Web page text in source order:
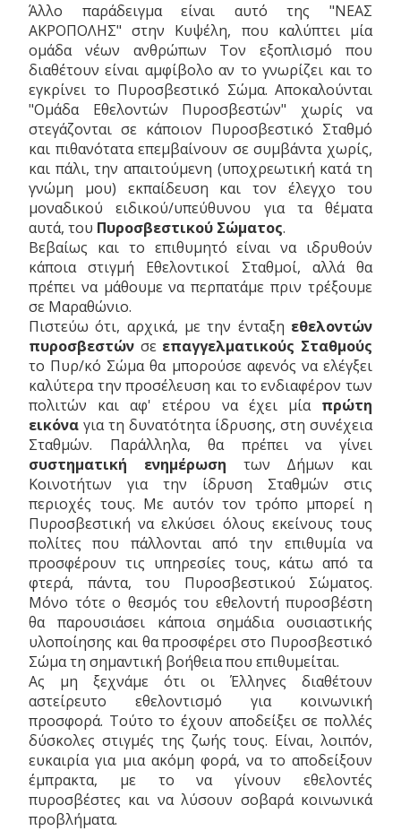
Άλλο παράδειγμα είναι αυτό της "ΝΕΑΣ
ΑΚΡΟΠΟΛΗΣ" στην Κυψέλη, που καλύπτει μία
ομάδα νέων ανθρώπων Τον εξοπλισμό που
διαθέτουν είναι αμφίβολο αν το γνωρίζει και το
εγκρίνει το Πυροσβεστικό Σώμα. Αποκαλούνται
"Ομάδα Εθελοντών Πυροσβεστών" χωρίς να
στεγάζονται σε κάποιον Πυροσβεστικό Σταθμό
και πιθανότατα επεμβαίνουν σε συμβάντα χωρίς,
και πάλι, την απαιτούμενη (υποχρεωτική κατά τη
γνώμη μου) εκπαίδευση και τον έλεγχο του
μοναδικού ειδικού/υπεύθυνου για τα θέματα
αυτά, του Πυροσβεστικού Σώματος.
Βεβαίως και το επιθυμητό είναι να ιδρυθούν
κάποια στιγμή Εθελοντικοί Σταθμοί, αλλά θα
πρέπει να μάθουμε να περπατάμε πριν τρέξουμε
σε Μαραθώνιο.
Πιστεύω ότι, αρχικά, με την ένταξη εθελοντών
πυροσβεστών σε επαγγελματικούς Σταθμούς
το Πυρ/κό Σώμα θα μπορούσε αφενός να ελέγξει
καλύτερα την προσέλευση και το ενδιαφέρον των
πολιτών και αφ' ετέρου να έχει μία πρώτη
εικόνα για τη δυνατότητα ίδρυσης, στη συνέχεια
Σταθμών. Παράλληλα, θα πρέπει να γίνει
συστηματική ενημέρωση των Δήμων και
Κοινοτήτων για την ίδρυση Σταθμών στις
περιοχές τους. Με αυτόν τον τρόπο μπορεί η
Πυροσβεστική να ελκύσει όλους εκείνους τους
πολίτες που πάλλονται από την επιθυμία να
προσφέρουν τις υπηρεσίες τους, κάτω από τα
φτερά, πάντα, του Πυροσβεστικού Σώματος.
Μόνο τότε ο θεσμός του εθελοντή πυροσβέστη
θα παρουσιάσει κάποια σημάδια ουσιαστικής
υλοποίησης και θα προσφέρει στο Πυροσβεστικό
Σώμα τη σημαντική βοήθεια που επιθυμείται.
Ας μη ξεχνάμε ότι οι Έλληνες διαθέτουν
αστείρευτο εθελοντισμό για κοινωνική
προσφορά. Τούτο το έχουν αποδείξει σε πολλές
δύσκολες στιγμές της ζωής τους. Είναι, λοιπόν,
ευκαιρία για μια ακόμη φορά, να το αποδείξουν
έμπρακτα, με το να γίνουν εθελοντές
πυροσβέστες και να λύσουν σοβαρά κοινωνικά
προβλήματα.